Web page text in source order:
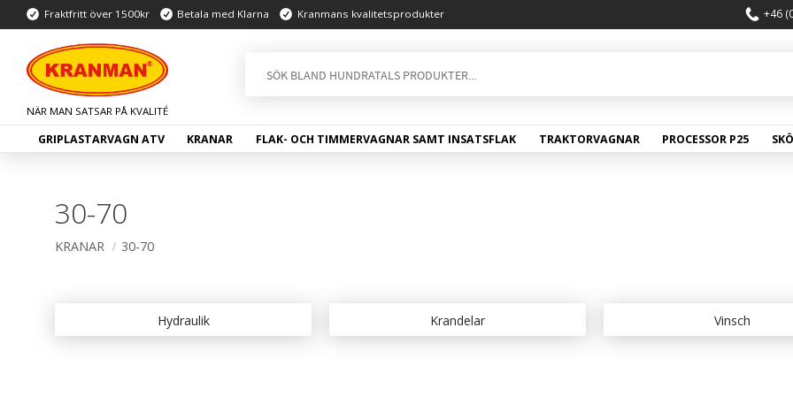
Fraktfritt över 1500kr Betala med Klarna Kranmans kvalitetsprodukter +46
GRIPLASTARVAGN ATV KRANAR FLAK- OCH TIMMERVAGNAR SAMT INSATSFLAK TRAKTORVAGNAR PROCESSOR P25
30-70
KRANAR 30-70
Hydraulik Krandelar Vinsch